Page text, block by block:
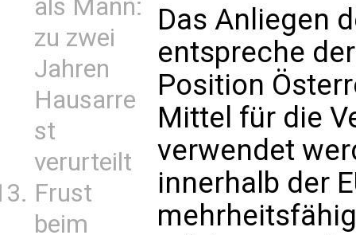
als Mann:
zu zwei
Jahren
Hausarre
st
verurteilt
Frust
beim
Das Anliegen
entspreche
Position
Mittel für die
verwendet
innerhalb der